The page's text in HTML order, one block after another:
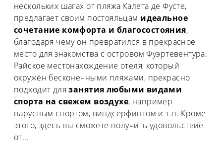
нескольких шагах от пляжа Калета де Фусте,
предлагает своим постояльцам идеальное
сочетание комфорта и благосостояния,
благодаря чему он превратился в прекрасное
место для знакомства с островом Фуэртевентура.
Райское местонахождение отеля, который
окружён бесконечными пляжами, прекрасно
подходит длязанятия любыми видами
спорта на свежем воздухе, например
парусным спортом, виндсерфингом и т.п. Кроме
этого, здесь вы сможете получить удовольствие
от...